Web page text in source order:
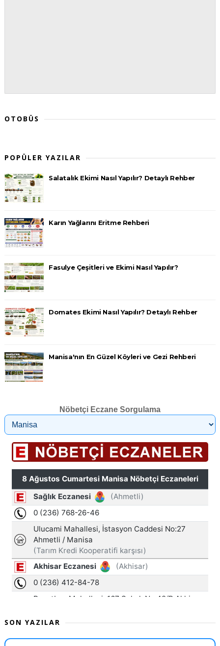
OTOBÜS
POPÜLER YAZILAR
Salatalık Ekimi Nasıl Yapılır? Detaylı Rehber
Karın Yağlarını Eritme Rehberi
Fasulye Çeşitleri ve Ekimi Nasıl Yapılır?
Domates Ekimi Nasıl Yapılır? Detaylı Rehber
Manisa'nın En Güzel Köyleri ve Gezi Rehberi
Nöbetçi Eczane Sorgulama
SON YAZILAR